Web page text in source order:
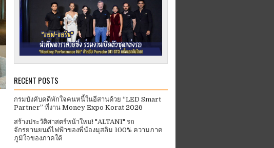
RECENT POSTS
กรมบังคับคดีพักใจคนหนี้ในอีสานด้วย “LED Smart
Partner” ที่งาน Money Expo Korat 2026
สร้างประวัติศาสตร์หน้าใหม่! "ALTANI" รถ
จักรยานยนต์ไฟฟ้าของพี่น้องมุสลิม 100% ความภาค
ภูมิใจของภาคใต้